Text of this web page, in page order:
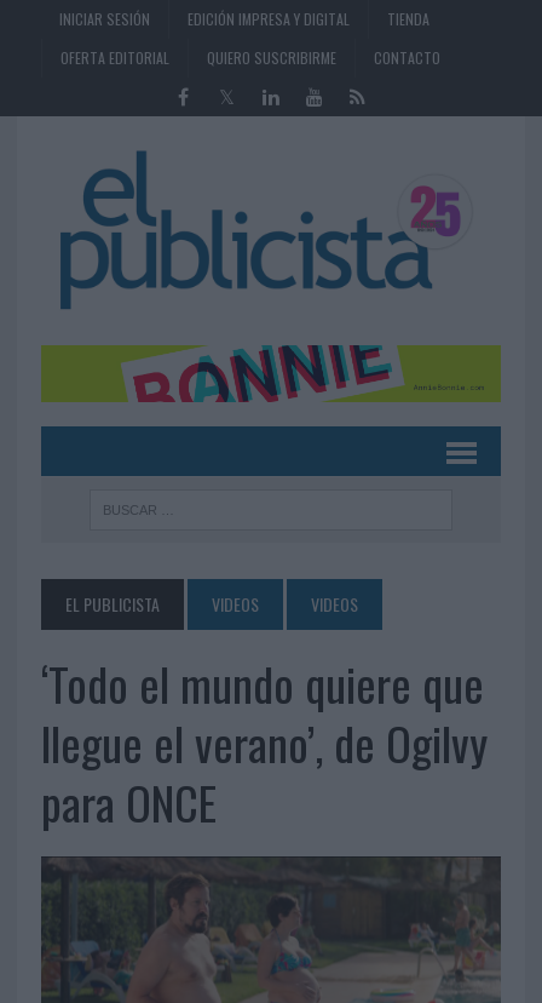
INICIAR SESIÓN EDICIÓN IMPRESA Y DIGITAL
TIENDA
OFERTA EDITORIAL
QUIERO SUSCRIBIRME CONTACTO
EL PUBLICISTA VIDEOS VIDEOS
‘Todo el mundo quiere que
llegue el verano’, de Ogilvy
para ONCE